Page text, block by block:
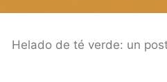
Helado de té verde: un